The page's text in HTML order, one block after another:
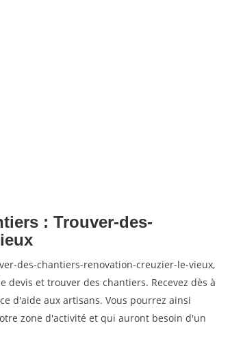
: Trouver-des-
des-chantiers-renovation-creuzier-le-vieux,
et trouver des chantiers. Recevez dès à
d'aide aux artisans. Vous pourrez ainsi
zone d'activité et qui auront besoin d'un